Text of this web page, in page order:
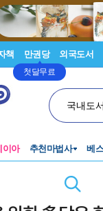
책 만권당
첫달무료
외국도서
국내도
이아 추천마법사 베